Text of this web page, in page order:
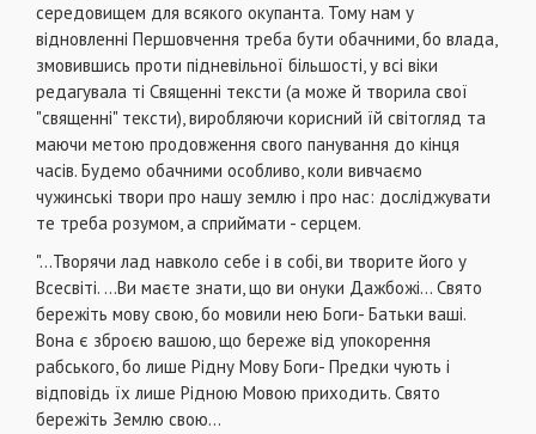
середовищем для всякого окупанта. Тому нам у
відновленні Першовчення треба бути обачними, бо влада,
змовившись проти підневільної більшості, у всі віки
редагувала ті Священні тексти (а може й творила свої
"священні" тексти), виробляючи корисний їй світогляд та
маючи метою продовження свого панування до кінця
часів. Будемо обачними особливо, коли вивчаємо
чужинські твори про нашу землю і про нас: досліджувати
те треба розумом, а сприймати - серцем.
"...Творячи лад навколо себе і в собі, ви творите його у
Всесвіті. ...Ви маєте знати, що ви онуки Дажбожі... Свято
бережіть мову свою, бо мовили нею Боги- Батьки ваші.
Вона є зброєю вашою, що береже від упокорення
рабського, бо лише Рідну Мову Боги- Предки чують і
відповідь їх лише Рідною Мовою приходить. Свято
бережіть Землю свою...